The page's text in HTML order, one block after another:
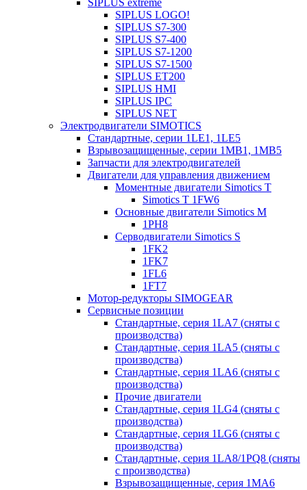
SIPLUS extreme
SIPLUS LOGO!
SIPLUS S7-300
SIPLUS S7-400
SIPLUS S7-1200
SIPLUS S7-1500
SIPLUS ET200
SIPLUS HMI
SIPLUS IPC
SIPLUS NET
Электродвигатели SIMOTICS
Стандартные, серии 1LE1, 1LE5
Взрывозащищенные, серии 1MB1, 1MB5
Запчасти для электродвигателей
Двигатели для управления движением
Моментные двигатели Simotics T
Simotics T 1FW6
Основные двигатели Simotics M
1PH8
Серводвигатели Simotics S
1FK2
1FK7
1FL6
1FT7
Мотор-редукторы SIMOGEAR
Сервисные позиции
Стандартные, серия 1LA7 (сняты с
производства)
Стандартные, серия 1LA5 (сняты с
производства)
Стандартные, серия 1LA6 (сняты с
производства)
Прочие двигатели
Стандартные, серия 1LG4 (сняты с
производства)
Стандартные, серия 1LG6 (сняты с
производства)
Стандартные, серия 1LA8/1PQ8 (сняты
с производства)
Взрывозащищенные, серия 1MA6